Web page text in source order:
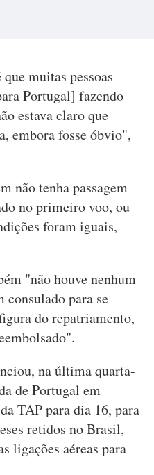
muitas pessoas
Portugal] fazendo
estava claro que
embora fosse óbvio",
não tenha passagem
no primeiro voo, ou
foram iguais,
"não houve nenhum
consulado para se
do repatriamento,
na última quarta-
de Portugal em
TAP para dia 16, para
retidos no Brasil,
ligações aéreas para